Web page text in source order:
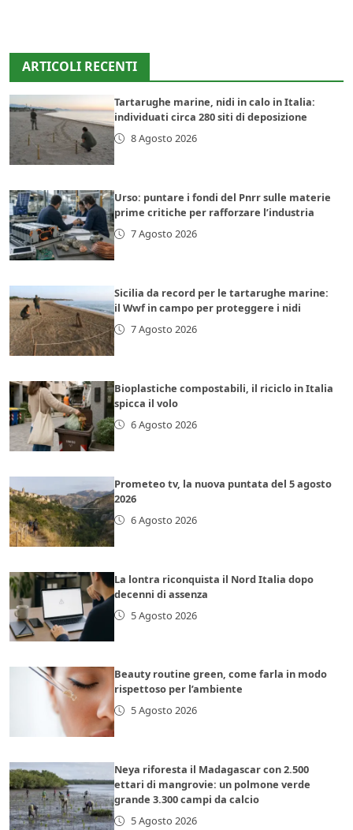
ARTICOLI RECENTI
Tartarughe marine, nidi in calo in Italia:
individuati circa 280 siti di deposizione
8 Agosto 2026
Urso: puntare i fondi del Pnrr sulle materie
prime critiche per rafforzare l’industria
7 Agosto 2026
Sicilia da record per le tartarughe marine:
il Wwf in campo per proteggere i nidi
7 Agosto 2026
Bioplastiche compostabili, il riciclo in Italia
spicca il volo
6 Agosto 2026
Prometeo tv, la nuova puntata del 5 agosto
2026
6 Agosto 2026
La lontra riconquista il Nord Italia dopo
decenni di assenza
5 Agosto 2026
Beauty routine green, come farla in modo
rispettoso per l’ambiente
5 Agosto 2026
Neya riforesta il Madagascar con 2.500
ettari di mangrovie: un polmone verde
grande 3.300 campi da calcio
5 Agosto 2026